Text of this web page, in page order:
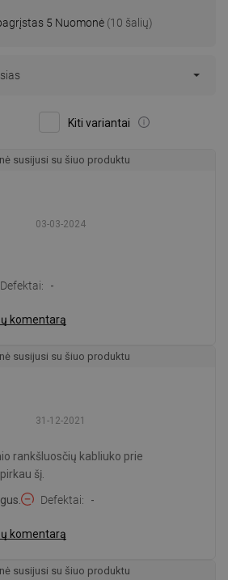
5 Nuomonė (10 šalių)
Kiti variantai
susijusi su šiuo produktu
03-03-2024
Defektai -
komentarą
susijusi su šiuo produktu
31-12-2021
rankšluosčių kabliuko prie
šį.
Defektai -
komentarą
susijusi su šiuo produktu